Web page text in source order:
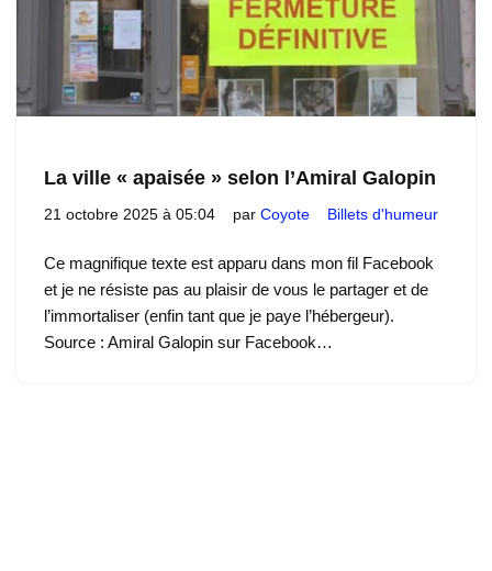
La ville « apaisée » selon l’Amiral Galopin
21 octobre 2025 à 05:04 par Coyote Billets d'humeur
Ce magnifique texte est apparu dans mon fil Facebook
et je ne résiste pas au plaisir de vous le partager et de
l’immortaliser (enfin tant que je paye l’hébergeur).
Source : Amiral Galopin sur Facebook…